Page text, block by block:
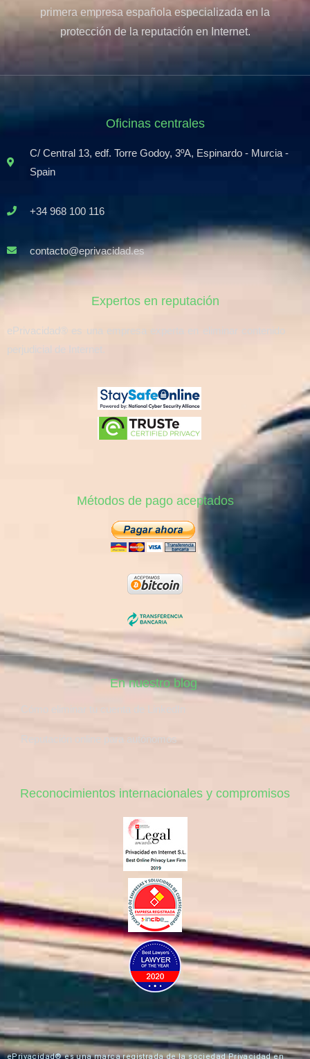
primera empresa española especializada en la
protección de la reputación en Internet.
Oficinas centrales
C/ Central 13, edf. Torre Godoy, 3ºA, Espinardo - Murcia -
Spain
+34 968 100 116
contacto@eprivacidad.es
Expertos en reputación
ePrivacidad® es una empresa experta en eliminar contenido
perjudicial de Internet.
Métodos de pago aceptados
En nuestro blog
Reputación online para autónomos
Reconocimientos internacionales y compromisos
ePrivacidad® es una marca registrada de la sociedad Privacidad en